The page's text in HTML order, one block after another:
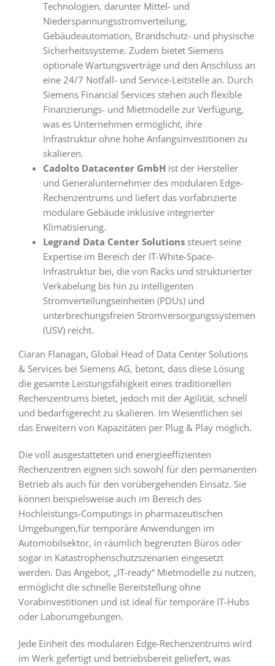
Technologien, darunter Mittel- und
Niederspannungsstromverteilung,
Gebäudeautomation, Brandschutz- und physische
Sicherheitssysteme. Zudem bietet Siemens
optionale Wartungsverträge und den Anschluss an
eine 24/7 Notfall- und Service-Leitstelle an. Durch
Siemens Financial Services stehen auch flexible
Finanzierungs- und Mietmodelle zur Verfügung,
was es Unternehmen ermöglicht, ihre
Infrastruktur ohne hohe Anfangsinvestitionen zu
skalieren.
Cadolto Datacenter GmbH ist der Hersteller
und Generalunternehmer des modularen Edge-
Rechenzentrums und liefert das vorfabrizierte
modulare Gebäude inklusive integrierter
Klimatisierung.
Legrand Data Center Solutionssteuert seine
Expertise im Bereich der IT-White-Space-
Infrastruktur bei, die von Racks und strukturierter
Verkabelung bis hin zu intelligenten
Stromverteilungseinheiten (PDUs) und
unterbrechungsfreien Stromversorgungssystemen
(USV) reicht.
Ciaran Flanagan, Global Head of Data Center Solutions
& Services bei Siemens AG, betont, dass diese Lösung
die gesamte Leistungsfähigkeit eines traditionellen
Rechenzentrums bietet, jedoch mit der Agilität, schnell
und bedarfsgerecht zu skalieren. Im Wesentlichen sei
das Erweitern von Kapazitäten per Plug & Play möglich.
Die voll ausgestatteten und energieeffizienten
Rechenzentren eignen sich sowohl für den permanenten
Betrieb als auch für den vorübergehenden Einsatz. Sie
können beispielsweise auch im Bereich des
Hochleistungs-Computings in pharmazeutischen
Umgebungen,für temporäre Anwendungen im
Automobilsektor, in räumlich begrenzten Büros oder
sogar in Katastrophenschutzszenarien eingesetzt
werden. Das Angebot, „IT-ready“ Mietmodelle zu nutzen,
ermöglicht die schnelle Bereitstellung ohne
Vorabinvestitionen und ist ideal für temporäre IT-Hubs
oder Laborumgebungen.
Jede Einheit des modularen Edge-Rechenzentrums wird
im Werk gefertigt und betriebsbereit geliefert, was